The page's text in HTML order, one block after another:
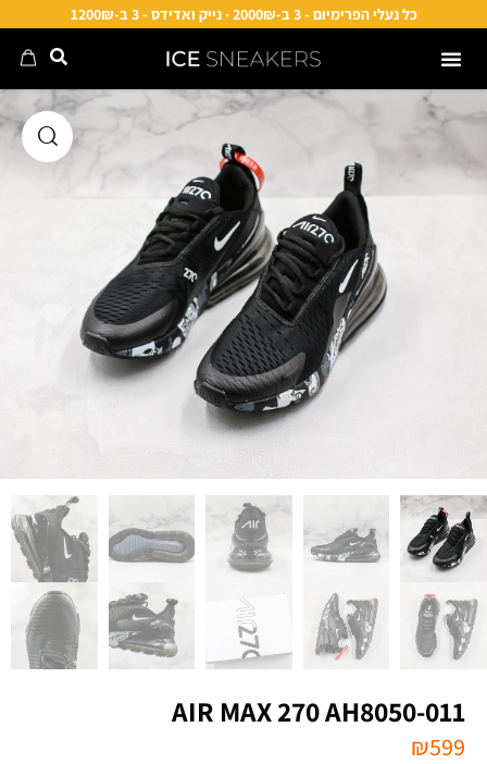
כל נעלי הפרימיום - 3 ב-2000₪ · נייק ואדידס - 3 ב-1200₪
AIR MAX 270 AH8050-011
₪599